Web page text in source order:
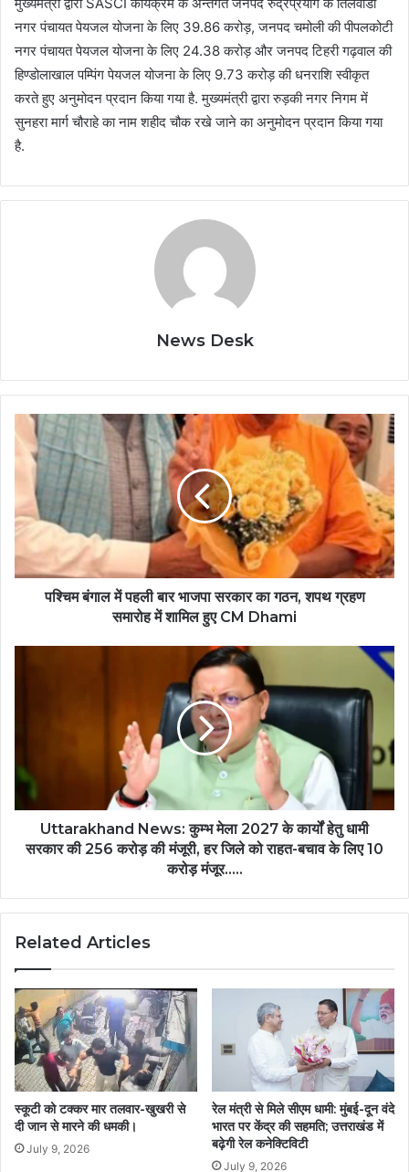
नगर पंचायत पेयजल योजना के लिए 39.86 करोड़, जनपद चमोली की पीपलकोटी
नगर पंचायत पेयजल योजना के लिए 24.38 करोड़ और जनपद टिहरी गढ़वाल की
हिण्डोलाखाल पम्पिंग पेयजल योजना के लिए 9.73 करोड़ की धनराशि स्वीकृत
करते हुए अनुमोदन प्रदान किया गया है. मुख्यमंत्री द्वारा रुड़की नगर निगम में
सुनहरा मार्ग चौराहे का नाम शहीद चौक रखे जाने का अनुमोदन प्रदान किया गया
है.
News Desk
पश्चिम बंगाल में पहली बार भाजपा सरकार का गठन, शपथ ग्रहण
समारोह में शामिल हुए CM Dhami
Uttarakhand News: कुम्भ मेला 2027 के कार्यों हेतु धामी
सरकार की 256 करोड़ की मंजूरी, हर जिले को राहत-बचाव के लिए 10
करोड़ मंजूर.....
Related Articles
स्कूटी को टक्कर मार तलवार-खुखरी से
दी जान से मारने की धमकी।
July 9, 2026
रेल मंत्री से मिले सीएम धामी: मुंबई-दून वंदे
भारत पर केंद्र की सहमति; उत्तराखंड में
बढ़ेगी रेल कनेक्टिविटी
July 9, 2026